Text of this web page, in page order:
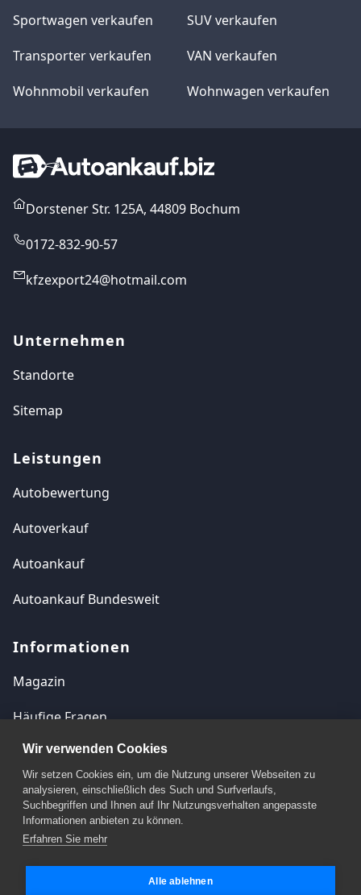
Sportwagen verkaufen
SUV verkaufen
Transporter verkaufen
VAN verkaufen
Wohnmobil verkaufen
Wohnwagen verkaufen
Dorstener Str. 125A, 44809 Bochum
0172-832-90-57
kfzexport24@hotmail.com
Unternehmen
Standorte
Sitemap
Leistungen
Autobewertung
Autoverkauf
Autoankauf
Autoankauf Bundesweit
Informationen
Magazin
Häufige Fragen
Kontakt
Impressum
Datenschutzerklärung
Wir verwenden Cookies
Wir setzen Cookies ein, um die Nutzung unserer Webseiten zu
analysieren, einschließlich des Such und Surfverlaufs,
Suchbegriffen und Ihnen auf Ihr Nutzungsverhalten angepasste
Informationen anbieten zu können.
Erfahren Sie mehr
Alle ablehnen